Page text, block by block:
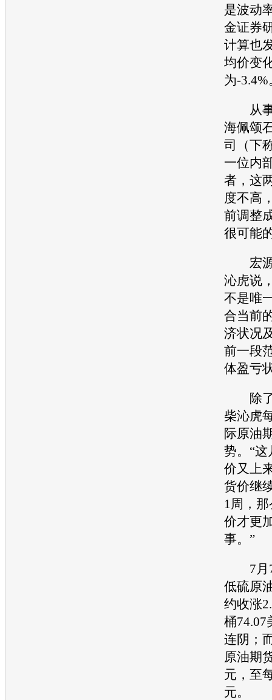
是波动
金证券
计算也
均价变
为-3.4%
从事
海佩颂
司（下
一位内
者，这
度不高
前调整
很可能
宏源
沁虎说
不是唯
合当前
济状况
前一段
体盈亏
除了
柴沁虎
际原油
势。“
价又上
货价继
1周，
价才更
事。”
7月7
低硫原
约收涨
桶74.07
连阴；
原油期
元，至
元。